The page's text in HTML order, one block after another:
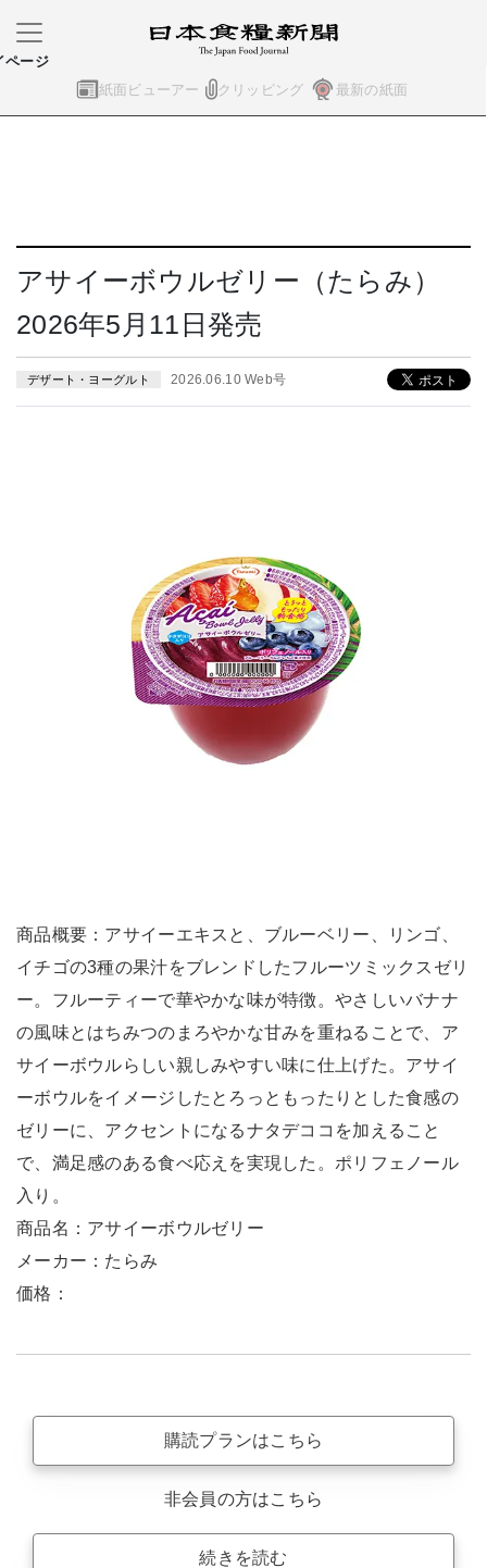
紙面ビューアー クリッピング 最新の紙面
ページ
アサイーボウルゼリー（たらみ）
2026年5月11日発売
デザート・ヨーグルト 2026.06.10 Web号
商品概要：アサイーエキスと、ブルーベリー、リンゴ、
イチゴの3種の果汁をブレンドしたフルーツミックスゼリ
ー。フルーティーで華やかな味が特徴。やさしいバナナ
の風味とはちみつのまろやかな甘みを重ねることで、ア
サイーボウルらしい親しみやすい味に仕上げた。アサイ
ーボウルをイメージしたとろっともったりとした食感の
ゼリーに、アクセントになるナタデココを加えること
で、満足感のある食べ応えを実現した。ポリフェノール
入り。
商品名：アサイーボウルゼリー
メーカー：たらみ
価格：
購読プランはこちら
非会員の方はこちら
続きを読む